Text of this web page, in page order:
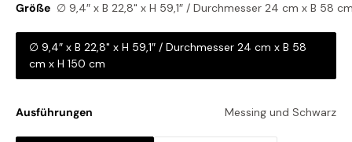
Größe ∅ 9,4″ x B 22,8" x H 59,1″ / Durchmesser 24 cm x B 58
∅ 9,4″ x B 22,8" x H 59,1″ / Durchmesser 24 cm x B 58
cm x H 150 cm
Ausführungen Messing und Schwarz